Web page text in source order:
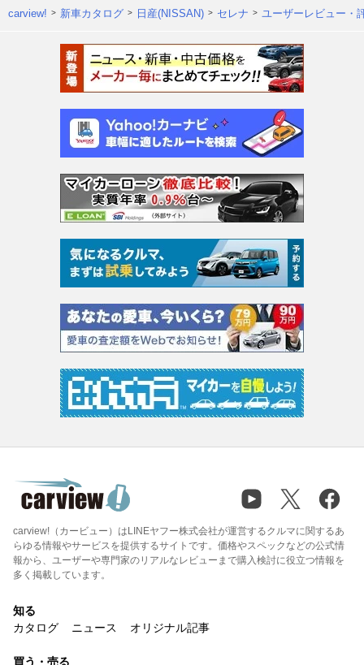
carview! 新車カタログ 日産(NISSAN) セレナ ユーザーレビュー・
carview!（カービュー）はLINEヤフー株式会社が運営するクルマに関するあ
らゆる情報やサービスを提供するサイトです。価格やスペックなどの公式情
報から、ユーザーや専門家のリアルなレビューまで購入検討に役立つ情報を
多く掲載しています。
知る
カタログ
ニュース オリジナル記事
買う・売る